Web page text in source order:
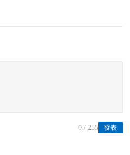
發表
0 / 255